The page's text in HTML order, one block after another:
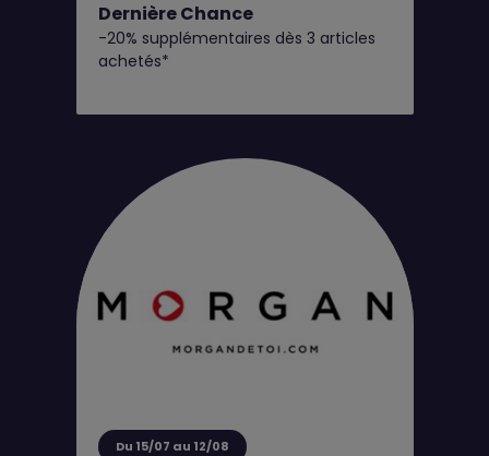
Dernière Chance
-20% supplémentaires dès 3 articles
achetés*
Du 15/07 au 12/08